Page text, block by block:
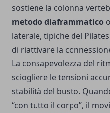
sostiene la colonna
metodo diaframmatico
laterale, tipiche del
di riattivare la
La consapevolezza del
sciogliere le tensioni
stabilità del busto.
“con tutto il corpo”, il